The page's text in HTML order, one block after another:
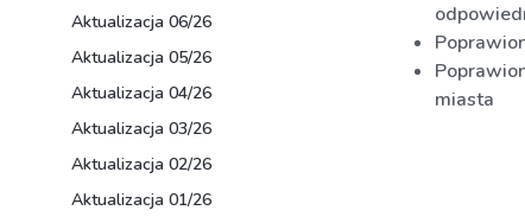
Aktualizacja 06/26
Aktualizacja 05/26
Aktualizacja 04/26
Aktualizacja 03/26
Aktualizacja 02/26
Aktualizacja 01/26
miasta